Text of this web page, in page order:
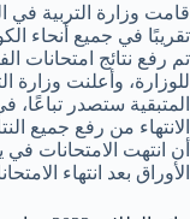
تقريبًا في جميع أنحاء
للوزارة، وأعلنت وزارة
المتبقية ستصدر تباعًا،
الانتهاء من رفع جميع
الأوراق بعد انتهاء